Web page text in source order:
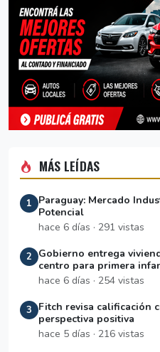
MÁS LEÍDAS
1
Paraguay: Mercado
Potencial
hace 6 días · 291 vistas
2
Gobierno entrega
centro para primera
hace 6 días · 254 vistas
3
Fitch revisa calificación
perspectiva positiva
hace 5 días · 216 vistas